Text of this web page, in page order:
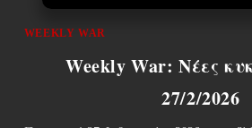
WEEKLY WAR
Weekly War: Νέες
27/2/2026